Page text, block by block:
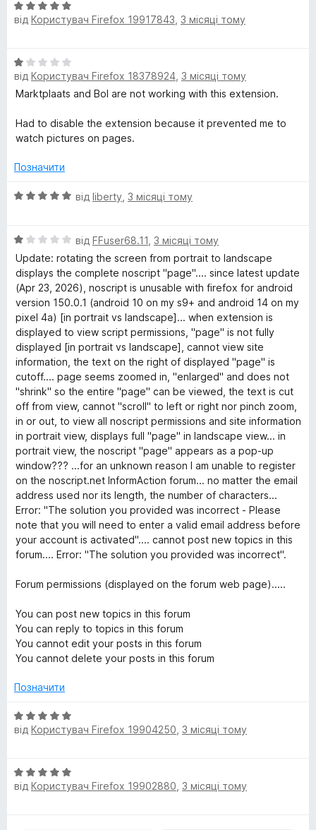
з
5
к
а
5
О
ц
к
а
5
5
від Користувач Firefox 19917843 3 місяці тому
О
ц
к
а
з
від Користувач Firefox 18378924 3 місяці тому
Marktplaats and Bol are not working with this extension.
Had to disable the extension because it prevented me to
watch pictures on pages.
Позначити
О
н
к
а
5
з
5
від liberty 3 місяці тому
О
ц
н
к
а
1
з
5
від FFuser68.11 3 місяці тому
Update: rotating the screen from portrait to landscape
displays the complete noscript "page".... since latest update
(Apr 23, 2026), noscript is unusable with firefox for android
version 150.0.1 (android 10 on my s9+ and android 14 on my
pixel 4a) [in portrait vs landscape]... when extension is
displayed to view script permissions, "page" is not fully
displayed [in portrait vs landscape], cannot view site
information, the text on the right of displayed "page" is
cutoff.... page seems zoomed in, "enlarged" and does not
"shrink" so the entire "page" can be viewed, the text is cut
off from view, cannot "scroll" to left or right nor pinch zoom,
in or out, to view all noscript permissions and site information
in portrait view, displays full "page" in landscape view... in
portrait view, the noscript "page" appears as a pop-up
window??? ...for an unknown reason I am unable to register
on the noscript.net InformAction forum... no matter the email
address used nor its length, the number of characters...
Error: "The solution you provided was incorrect - Please
note that you will need to enter a valid email address before
your account is activated".... cannot post new topics in this
forum.... Error: "The solution you provided was incorrect".
Forum permissions (displayed on the forum web page).....
You can post new topics in this forum
You can reply to topics in this forum
You cannot edit your posts in this forum
You cannot delete your posts in this forum
Позначити
О
ц
к
а
від Користувач Firefox 19904250 3 місяці тому
О
ц
від Користувач Firefox 19902880 3 місяці тому